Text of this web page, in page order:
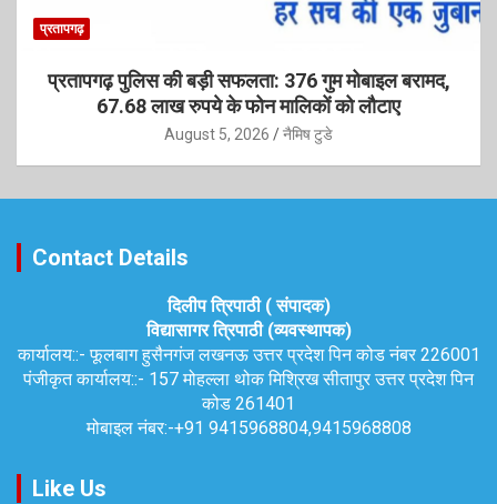
प्रतापगढ़
प्रतापगढ़ पुलिस की बड़ी सफलता: 376 गुम मोबाइल बरामद,
67.68 लाख रुपये के फोन मालिकों को लौटाए
August 5, 2026 नैमिष टुडे
Contact Details
दिलीप त्रिपाठी ( संपादक)
विद्यासागर त्रिपाठी (व्यवस्थापक)
कार्यालय::-फूलबाग हुसैनगंज लखनऊ उत्तर प्रदेश पिन कोड नंबर 226001
पंजीकृत कार्यालय::- 157 मोहल्ला थोक मिश्रिख सीतापुर उत्तर प्रदेश पिन
कोड 261401
मोबाइल नंबर:-+91 9415968804,9415968808
Like Us